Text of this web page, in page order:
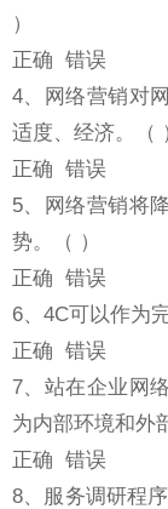
）
正确 错误
4、网络营销对
适度、经济。（
正确 错误
5、网络营销将
势。（ ）
正确 错误
6、4C可以作为
正确 错误
7、站在企业网
为内部环境和外
正确 错误
8、服务调研程